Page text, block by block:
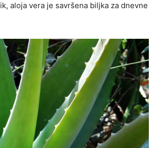
aloja vera je savršena biljka za dnevne